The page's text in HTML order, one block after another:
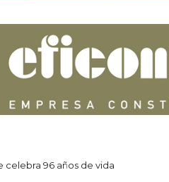
celebra 96 años de vida